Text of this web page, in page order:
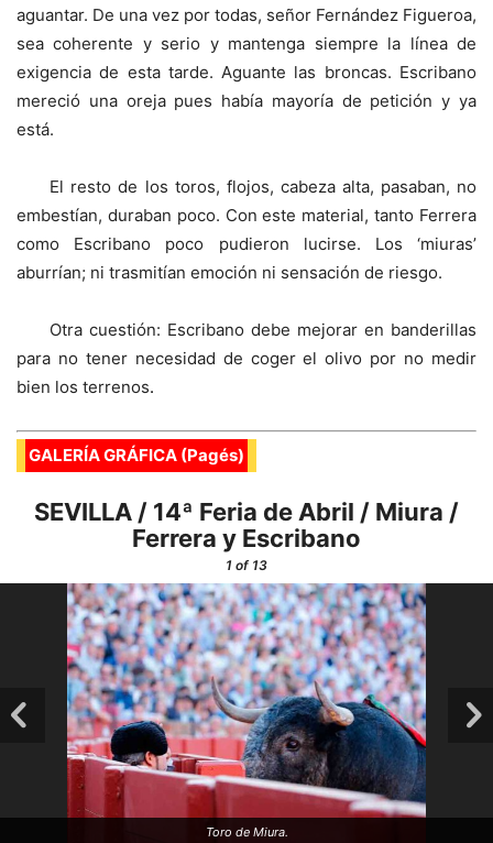
aguantar. De una vez por todas, señor Fernández Figueroa,
sea coherente y serio y mantenga siempre la línea de
exigencia de esta tarde. Aguante las broncas. Escribano
mereció una oreja pues había mayoría de petición y ya
está.
El resto de los toros, flojos, cabeza alta, pasaban, no
embestían, duraban poco. Con este material, tanto Ferrera
como Escribano poco pudieron lucirse. Los ‘miuras’
aburrían; ni trasmitían emoción ni sensación de riesgo.
Otra cuestión: Escribano debe mejorar en banderillas
para no tener necesidad de coger el olivo por no medir
bien los terrenos.
GALERÍA GRÁFICA (Pagés)
SEVILLA / 14ª Feria de Abril / Miura /
Ferrera y Escribano
1 of 13
Toro de Miura.